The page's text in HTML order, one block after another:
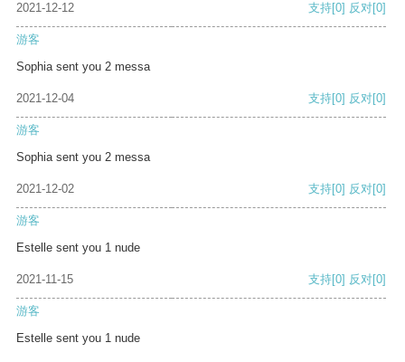
2021-12-12 支持[0] 反对[0]
游客
Sophia sent you 2 messa
2021-12-04 支持[0] 反对[0]
游客
Sophia sent you 2 messa
2021-12-02 支持[0] 反对[0]
游客
Estelle sent you 1 nude
2021-11-15 支持[0] 反对[0]
游客
Estelle sent you 1 nude